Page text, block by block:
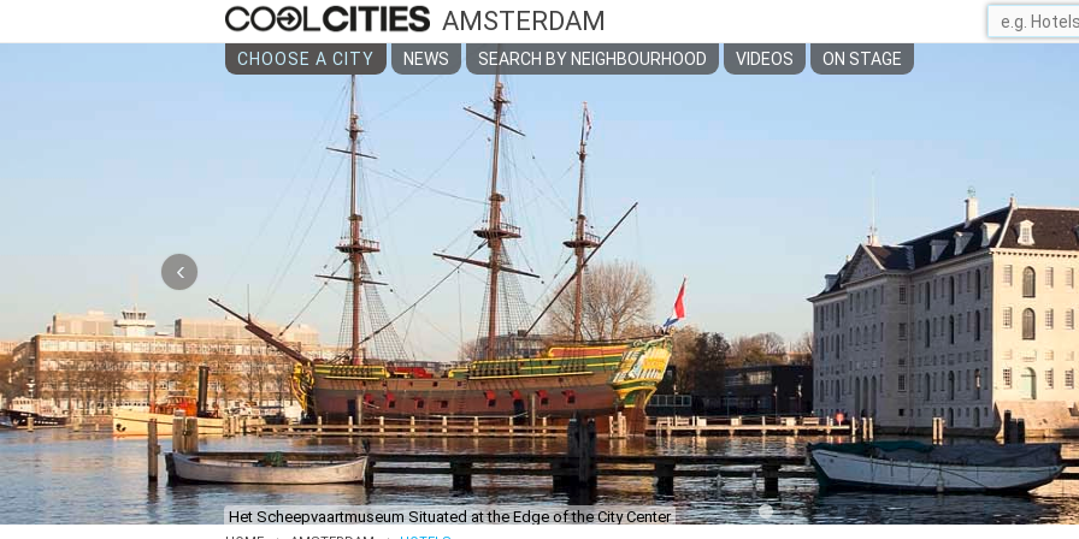
AMSTERDAM
CHOOSE A CITY NEWS SEARCH BY NEIGHBOURHOOD VIDEOS ON STAGE
Het Scheepvaartmuseum Situated at the Edge of the City Center
‹